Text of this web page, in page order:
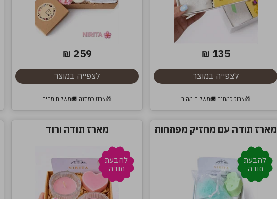
135
₪
לצפייה במוצר
🎁ארוז כמתנה 🚚משלוח מהיר
259
₪
לצפייה במוצר
🎁ארוז כמתנה 🚚משלוח מהיר
מארז תודה עם מחזיק מפתחות
להבעת
תודה
מארז תודה ורוד
להבעת
תודה